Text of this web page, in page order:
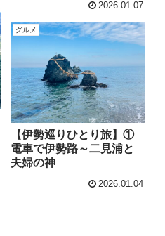
2026.01.07
グルメ
【伊勢巡りひとり旅】①
電車で伊勢路～二見浦と
夫婦の神
2026.01.04